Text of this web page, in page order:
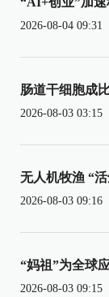
2026-08-04 09:31
肠道干细胞成
2026-08-03 03:15
无人机牧渔 “
2026-08-03 09:16
“妈祖”为全球
2026-08-03 09:15